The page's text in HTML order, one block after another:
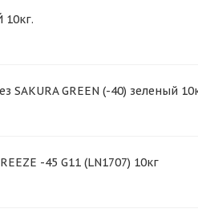
SAKURA GREEN (-40) зеленый
-45 G11 (LN1707) 10кг